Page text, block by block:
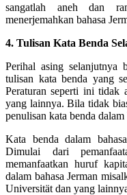
sangatlah aneh dan
menerjemahkan bahasa
4. Tulisan Kata Benda
Perihal asing selanjutnya
tulisan kata benda yang
Peraturan seperti ini tidak
yang lainnya. Bila tidak
penulisan kata benda dalam
Kata benda dalam
Dimulai dari
memanfaatkan huruf
dalam bahasa Jerman
Universität dan yang